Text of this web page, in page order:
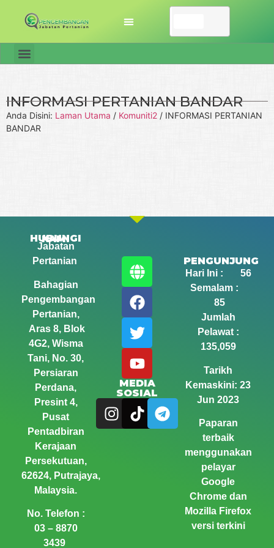
INFORMASI PERTANIAN BANDAR
Anda Disini: Laman Utama / Komuniti2 / INFORMASI PERTANIAN
BANDAR
HUBUNGI KAMI
Jabatan
Pertanian
Bahagian
Pengembangan
Pertanian,
Aras 8, Blok
4G2, Wisma
Tani, No. 30,
Persiaran
Perdana,
Presint 4,
Pusat
Pentadbiran
Kerajaan
Persekutuan,
62624, Putrajaya,
Malaysia.
No. Telefon :
03 – 8870
3439
MEDIA
SOSIAL
PENGUNJUNG
Hari Ini : 56
Semalam :
85
Jumlah
Pelawat :
135,059
Tarikh
Kemaskini: 23
Jun 2023
Paparan
terbaik
menggunakan
pelayar
Google
Chrome dan
Mozilla Firefox
versi terkini